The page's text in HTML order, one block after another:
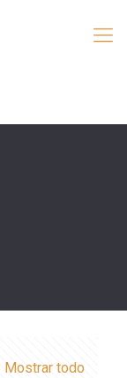
Mostrar todo